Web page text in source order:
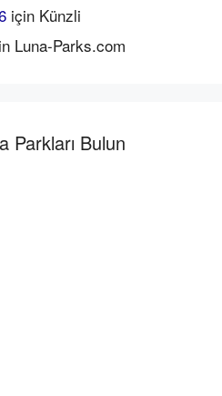
için Künzli
Luna-Parks.com
Parkları Bulun